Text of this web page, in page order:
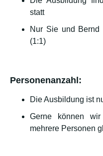
statt
Nur Sie und Bernd
(1:1)
Personenanzahl:
Die Ausbildung ist
Gerne können
mehrere Personen